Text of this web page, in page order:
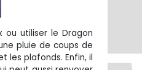
ou utiliser le Dragon
pluie de coups de
les plafonds. Enfin, il